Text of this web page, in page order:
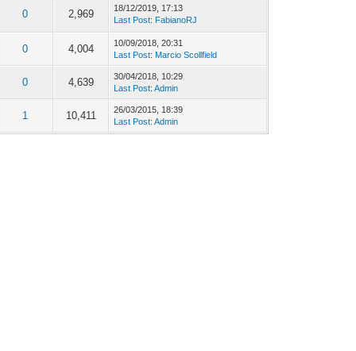
0 2,969
18/12/2019, 17:13
Last Post: FabianoRJ
0 4,004
10/09/2018, 20:31
Last Post: Marcio Scollfield
0 4,639
30/04/2018, 10:29
Last Post:Admin
1 10,411
26/03/2015, 18:39
Last Post:Admin